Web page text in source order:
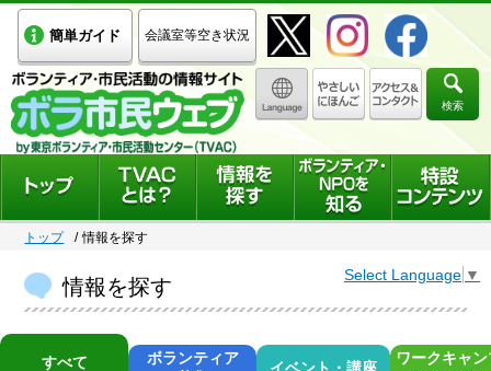
簡単ガイド 会議室等空き状況
検索
トップ 情報を探す
Select Language ▼
情報を探す
すべて
ボランティア
ワークキャ